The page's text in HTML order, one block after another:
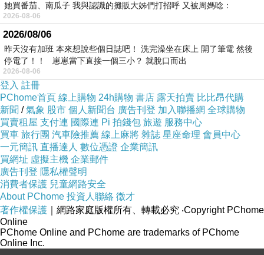
Black Pheobe
她買番茄、南瓜子 我與認識的攤販大姊們打招呼 又被周媽唸：
2026-08-06
2026/08/06
昨天沒有加班 本來想說些個日誌吧！ 洗完澡坐在床上 開了筆電 然後
停電了！！ 崽崽當下直接一個三小？ 就脫口而出
2026-08-06
登入 註冊
PChome首頁 線上購物 24h購物 書店 露天拍賣 比比昂代購
新聞 /氣象 股市 個人新聞台 廣告刊登 加入聯播網 全球購物
買賣租屋 支付連 國際連 Pi 拍錢包 旅遊 服務中心
買車 旅行團 汽車險推薦 線上麻將 雜誌 星座命理 會員中心
一元簡訊 直播達人 數位憑證 企業簡訊
買網址 虛擬主機 企業郵件
廣告刊登 隱私權聲明
消費者保護 兒童網路安全
About PChome 投資人聯絡 徵才
著作權保護 ｜網路家庭版權所有、轉載必究 ‧Copyright PChome
Online
PChome Online and PChome are trademarks of PChome
Online Inc.